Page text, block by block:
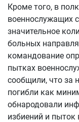
Кроме того, в
военнослужащих
значительное
больных
командование
пытках
сообщили, что за
погибли как
обнародовали
избиений и пыток